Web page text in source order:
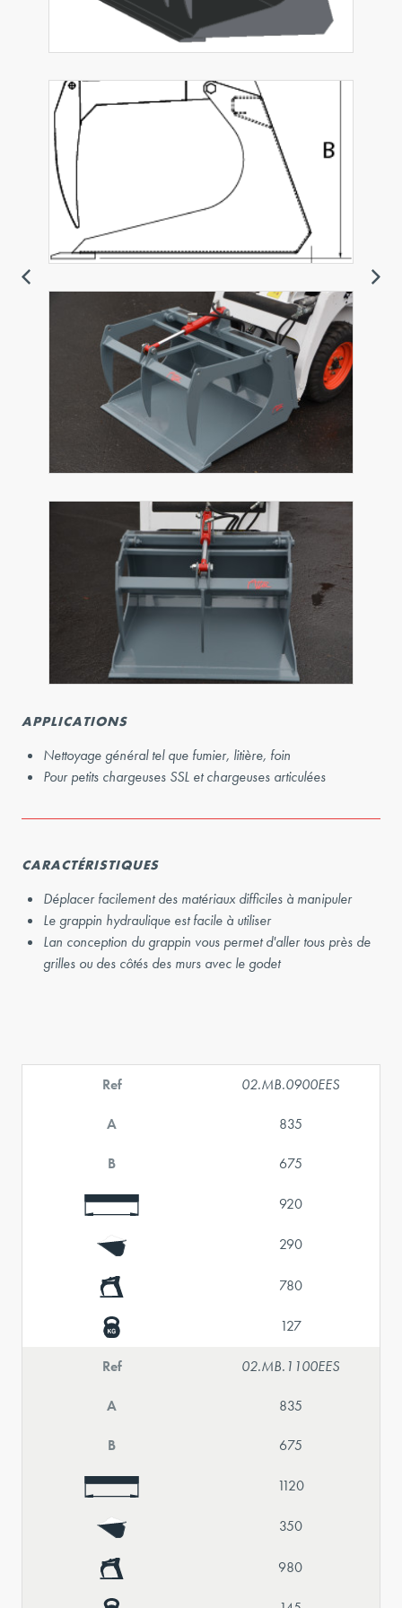
APPLICATIONS
Nettoyage général tel que fumier, litière, foin
Pour petits chargeuses SSL et chargeuses articulées
CARACTÉRISTIQUES
Déplacer facilement des matériaux difficiles à manipuler
Le grappin hydraulique est facile à utiliser
Lan conception du grappin vous permet d'aller tous près de
grilles ou des côtés des murs avec le godet
Ref 02.MB.0900EES
A 835
B 675
920
290
780
127
Ref 02.MB.1100EES
A 835
B 675
1120
350
980